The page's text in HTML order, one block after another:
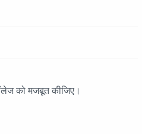
को मजबूत कीजिए।